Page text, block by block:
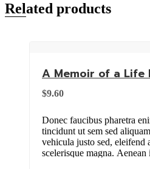
Related products
A Memoir of a
$9.60
Donec faucibus pharetra
tincidunt ut sem sed
vehicula justo sed, eleifend
scelerisque magna.